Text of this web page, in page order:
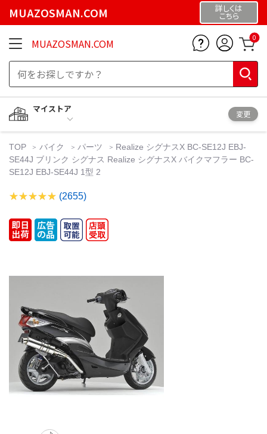
MUAZOSMAN.COM 詳しくは
こちら
MUAZOSMAN.COM 0
マイストア
変更
TOP バイク パーツ
Realize シグナスX BC-SE12J EBJ-
SE44J ブリンク シグナス Realize シグナスX バイクマフラー BC-
SE12J EBJ-SE44J 1型 2
(2655)